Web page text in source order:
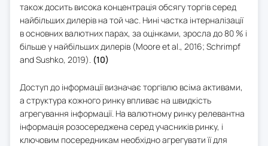
також досить висока концентрація обсягу торгів серед
найбільших дилерів на той час. Нині частка інтерналізації
в основних валютних парах, за оцінками, зросла до 80 % і
більше у найбільших дилерів (Moore et al., 2016; Schrimpf
and Sushko, 2019). (10)
Доступ до інформації визначає торгівлю всіма активами,
а структура кожного ринку впливає на швидкість
агрегування інформації. На валютному ринку релевантна
інформація розосереджена серед учасників ринку, і
ключовим посередникам необхідно агрегувати її для